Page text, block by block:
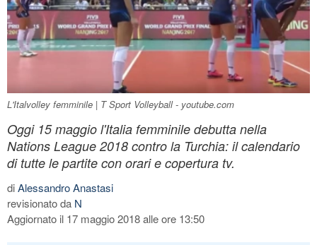
L'Italvolley femminile | T Sport Volleyball - youtube.com
Oggi 15 maggio l'Italia femminile debutta nella
Nations League 2018 contro la Turchia: il calendario
di tutte le partite con orari e copertura tv.
diAlessandro Anastasi
revisionato da N
Aggiornato il 17 maggio 2018 alle ore 13:50